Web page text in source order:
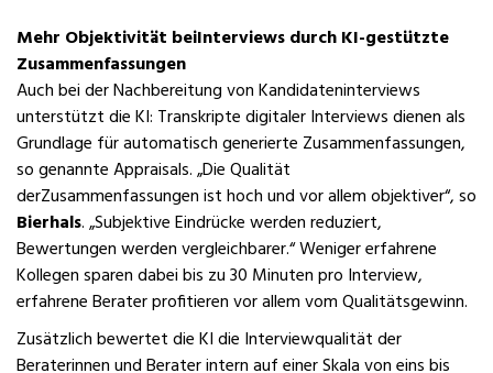
Mehr Objektivität beiInterviews durch KI-gestützte
Zusammenfassungen
Auch bei der Nachbereitung von Kandidateninterviews
unterstützt die KI: Transkripte digitaler Interviews dienen als
Grundlage für automatisch generierte Zusammenfassungen,
so genannte Appraisals. „Die Qualität
derZusammenfassungen ist hoch und vor allem objektiver“, so
Bierhals. „Subjektive Eindrücke werden reduziert,
Bewertungen werden vergleichbarer.“ Weniger erfahrene
Kollegen sparen dabei bis zu 30 Minuten pro Interview,
erfahrene Berater profitieren vor allem vom Qualitätsgewinn.
Zusätzlich bewertet die KI die Interviewqualität der
Beraterinnen und Berater intern auf einer Skala von eins bis